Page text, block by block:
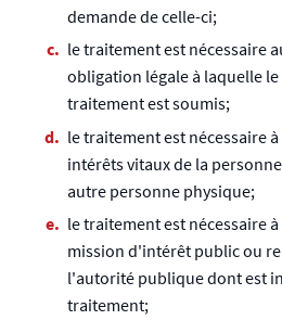
demande de celle-ci;
le traitement est nécessaire
obligation légale à laquelle
traitement est soumis;
le traitement est nécessaire
intérêts vitaux de la
autre personne physique;
le traitement est nécessaire
mission d'intérêt public ou
l'autorité publique dont est
traitement;